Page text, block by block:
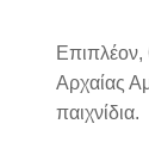
Επιπλέον,
Αρχαίας
παιχνίδια.